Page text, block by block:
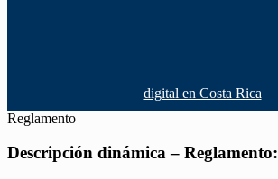
digital en Costa Rica
Reglamento
Descripción dinámica – Reglamento: